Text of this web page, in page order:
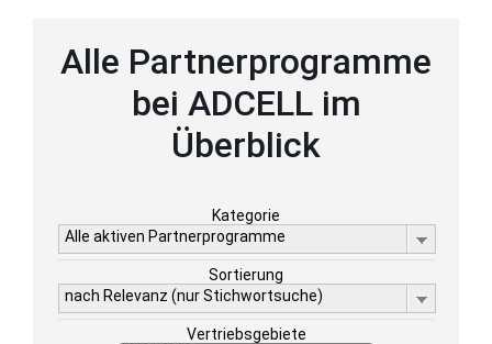
Alle Partnerprogramme
bei ADCELL im
Überblick
Kategorie
Alle aktiven Partnerprogramme
Sortierung
nach Relevanz (nur Stichwortsuche)
Vertriebsgebiete